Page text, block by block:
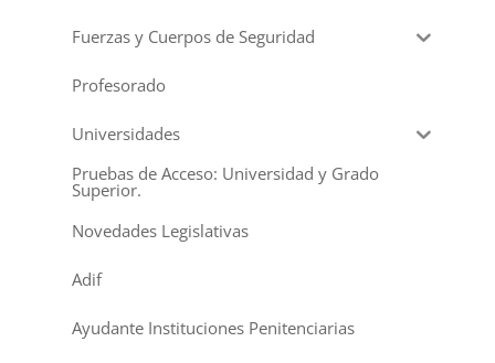
Fuerzas y Cuerpos de Seguridad
Profesorado
Universidades
Pruebas de Acceso: Universidad y Grado
Superior.
Novedades Legislativas
Adif
Ayudante Instituciones Penitenciarias